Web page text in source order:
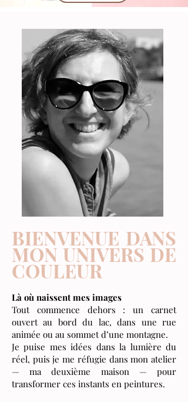
BIENVENUE DANS
MON UNIVERS DE
COULEUR
Là où naissent mes images
Tout commence dehors : un carnet
ouvert au bord du lac, dans une rue
animée ou au sommet d’une montagne.
Je puise mes idées dans la lumière du
réel, puis je me réfugie dans mon atelier
— ma deuxième maison — pour
transformer ces instants en peintures.